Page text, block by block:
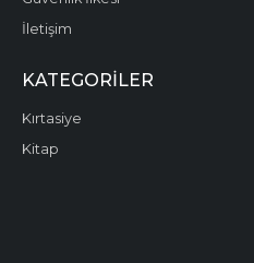
İletişim
KATEGORILER
Kırtasiye
Kitap